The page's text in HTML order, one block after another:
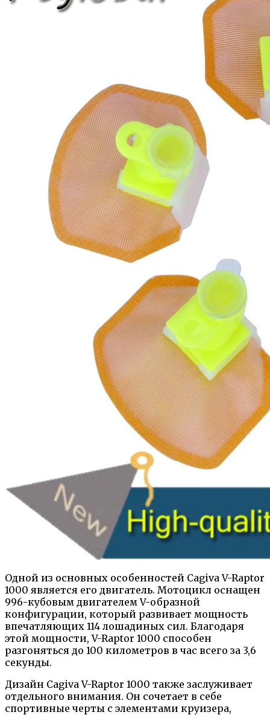
Одной из основных особенностей Cagiva V-Raptor
1000 является его двигатель. Мотоцикл оснащен
996-кубовым двигателем V-образной
конфигурации, который развивает мощность
впечатляющих 114 лошадиных сил. Благодаря
этой мощности, V-Raptor 1000 способен
разгоняться до 100 километров в час всего за 3,6
секунды.
Дизайн Cagiva V-Raptor 1000 также заслуживает
отдельного внимания. Он сочетает в себе
спортивные черты с элементами круизера,